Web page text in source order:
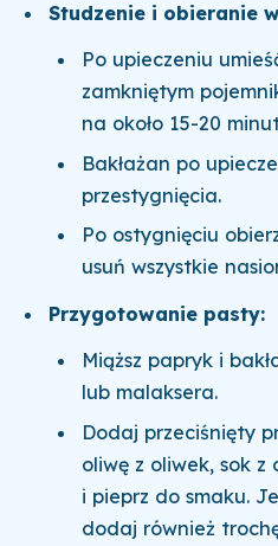
Studzenie i obieranie
Po upieczeniu
zamkniętym
na około 15-20
Bakłażan po
przestygnięcia.
Po ostygnięciu
usuń wszystkie
Przygotowanie pasty:
Miąższ papryk i
lub malaksera.
Dodaj przeciśnięty
oliwę z oliwek, sok
i pieprz do smaku.
dodaj również